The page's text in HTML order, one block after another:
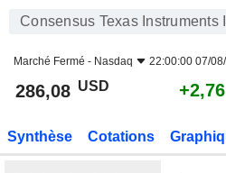
Consensus Texas Instruments
Marché Fermé - Nasdaq 22:00:00 07/
286,08 USD
Synthèse Cotations